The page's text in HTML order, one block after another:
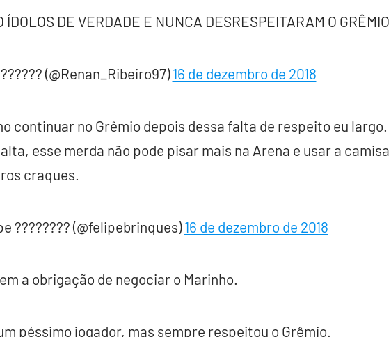
ÍDOLOS DE VERDADE E NUNCA DESRESPEITARAM O
(@Renan_Ribeiro97)16 de dezembro de 2018
continuar no Grêmio depois dessa falta de respeito eu
esse merda não pode pisar mais na Arena e usar a
craques.
???????? (@felipebrinques)16 de dezembro de 2018
a obrigação de negociar o Marinho.
péssimo jogador, mas sempre respeitou o Grêmio.